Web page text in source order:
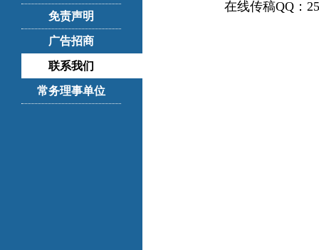
免责声明
广告招商
联系我们
常务理事单位
在线传稿QQ：